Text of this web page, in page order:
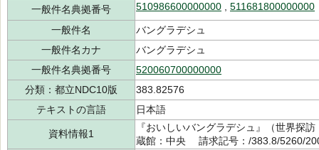
一般件名典拠番号
510986600000000 511681800000000
一般件名
バングラデシュ
一般件名カナ
バングラデシュ
一般件名典拠番号
520060700000000
分類：都立NDC10版
383.82576
テキストの言語
日本語
資料情報1
『おいしいバングラデシュ』（世界
蔵館：中央 請求記号：/383.8/5260/